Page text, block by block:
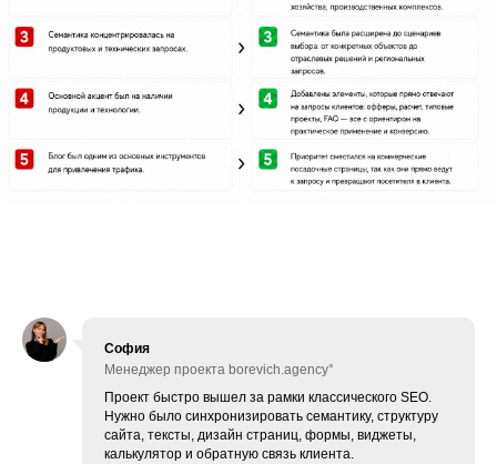
София
Менеджер проекта borevich.agency°
Проект быстро вышел за рамки классического SEO.
Нужно было синхронизировать семантику, структуру
сайта, тексты, дизайн страниц, формы, виджеты,
калькулятор и обратную связь клиента.